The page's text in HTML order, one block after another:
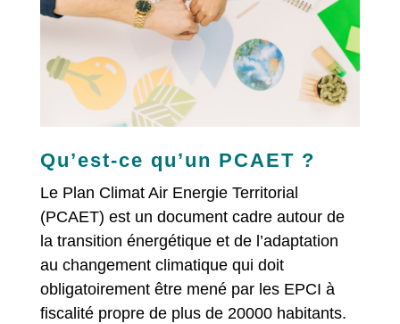
Qu’est-ce qu’un PCAET ?
Le Plan Climat Air Energie Territorial
(PCAET) est un document cadre autour de
la transition énergétique et de l’adaptation
au changement climatique qui doit
obligatoirement être mené par les EPCI à
fiscalité propre de plus de 20000 habitants.